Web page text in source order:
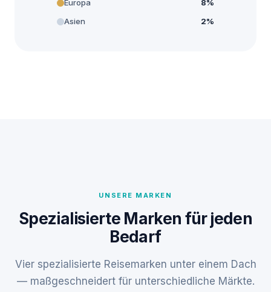
Europa
8%
Asien
2%
UNSERE MARKEN
Spezialisierte Marken für jeden
Bedarf
Vier spezialisierte Reisemarken unter einem Dach
— maßgeschneidert für unterschiedliche Märkte.